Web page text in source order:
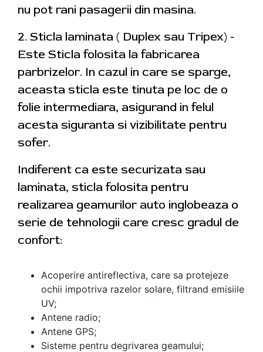
nu pot rani pasagerii din masina.
2. Sticla laminata ( Duplex sau Tripex) -
Este Sticla folosita la fabricarea
parbrizelor. In cazul in care se sparge,
aceasta sticla este tinuta pe loc de o
folie intermediara, asigurand in felul
acesta siguranta si vizibilitate pentru
sofer.
Indiferent ca este securizata sau
laminata, sticla folosita pentru
realizarea geamurilor auto inglobeaza o
serie de tehnologii care cresc gradul de
confort:
Acoperire antireflectiva, care sa protejeze
ochii impotriva razelor solare, filtrand emisiile
UV;
Antene radio;
Antene GPS;
Sisteme pentru degrivarea geamului;